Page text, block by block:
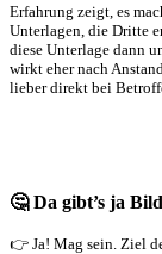
Erfahrung zeigt, es
Unterlagen, die Dritte
diese Unterlage dann
wirkt eher nach
lieber direkt bei
🤔 Da gibt’s ja
👉 Ja! Mag sein. Ziel